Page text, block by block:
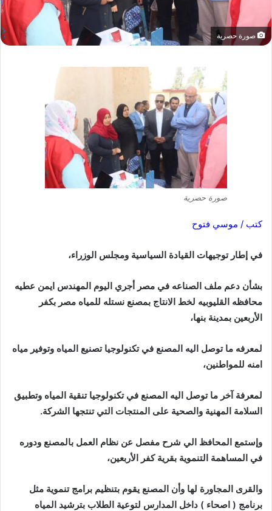
صورة حصرية
صورة حصرية
كتب / موسي فتوح
في إطار توجيهات القيادة السياسية ومجلس الوزراء،
بشأن دعم ملف الصناعه في مصر أجري اليوم المهندس ايمن عطيه
محافظه القليوبيه لخط الانتاج بمصنع نستله للمياه مصر بكفر
الأربعين بمدينة بنها،
لمعرفه ما توصل اليه المصنع في تكنولوجيا تصنيع المياه وتوفير مياه
امنه للمواطنين،
لمعرفة آخر ما توصل اليه المصنع في تكنولوجيا تنقية المياه وتطبيق
السلامة المهنية والصحية على المنتجات التي تنتجها الشركة.
وإستمع المحافظ الي شرح مفصل عن نظام العمل بالمصنع ودوره
في المساهمة التنموية بقرية كفر الأربعين،
والقرى المجاورة لها وأن المصنع يقوم بتنظيم برامج تنموية مثل
برنامج ( اصحاء ) داخل المدارس لتوعية الطلاب بترشيد المياه